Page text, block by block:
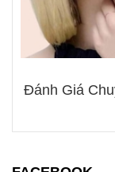
Đánh Giá